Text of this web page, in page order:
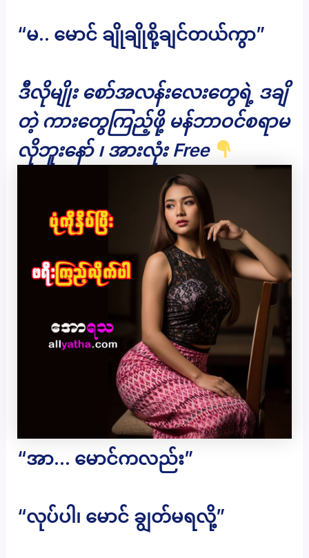
“မ.. မောင် ချိုချိုစို့ချင်တယ်ကွာ”
ဒီလိုမျိုး စော်အလန်းလေးတွေရဲ့ ဒချိ
တဲ့ ကားတွေကြည့်ဖို့ မန်ဘာဝင်စရာမ
လိုဘူးနော် ၊ အားလုံး Free
“အာ… မောင်ကလည်း”
“လုပ်ပါ၊ မောင် ချွတ်မရလို့”